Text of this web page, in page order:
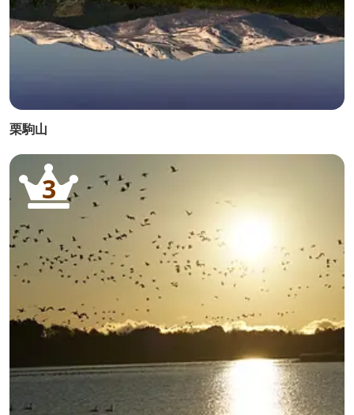
栗駒山
3